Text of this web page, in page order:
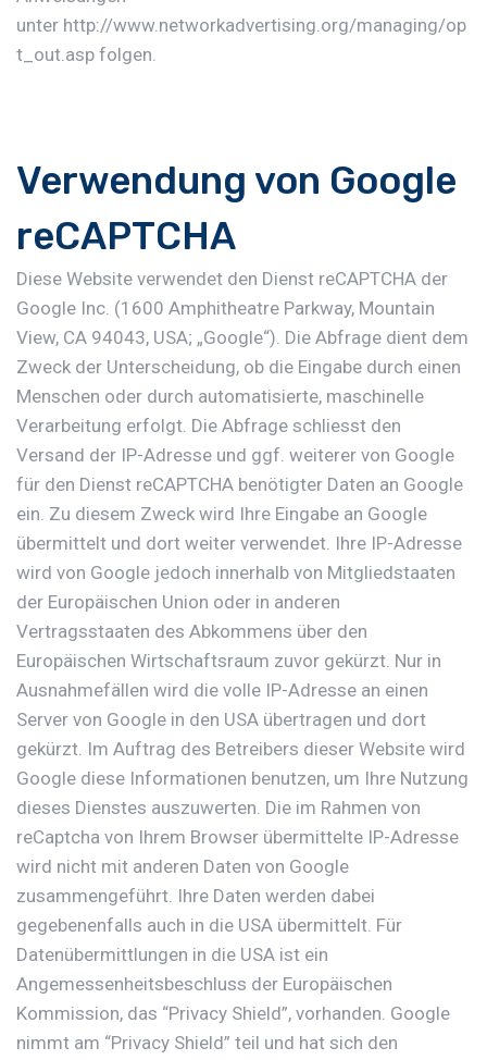
unter http://www.networkadvertising.org/managing/op
t_out.asp folgen.
Verwendung von Google
reCAPTCHA
Diese Website verwendet den Dienst reCAPTCHA der
Google Inc. (1600 Amphitheatre Parkway, Mountain
View, CA 94043, USA; „Google“). Die Abfrage dient dem
Zweck der Unterscheidung, ob die Eingabe durch einen
Menschen oder durch automatisierte, maschinelle
Verarbeitung erfolgt. Die Abfrage schliesst den
Versand der IP-Adresse und ggf. weiterer von Google
für den Dienst reCAPTCHA benötigter Daten an Google
ein. Zu diesem Zweck wird Ihre Eingabe an Google
übermittelt und dort weiter verwendet. Ihre IP-Adresse
wird von Google jedoch innerhalb von Mitgliedstaaten
der Europäischen Union oder in anderen
Vertragsstaaten des Abkommens über den
Europäischen Wirtschaftsraum zuvor gekürzt. Nur in
Ausnahmefällen wird die volle IP-Adresse an einen
Server von Google in den USA übertragen und dort
gekürzt. Im Auftrag des Betreibers dieser Website wird
Google diese Informationen benutzen, um Ihre Nutzung
dieses Dienstes auszuwerten. Die im Rahmen von
reCaptcha von Ihrem Browser übermittelte IP-Adresse
wird nicht mit anderen Daten von Google
zusammengeführt. Ihre Daten werden dabei
gegebenenfalls auch in die USA übermittelt. Für
Datenübermittlungen in die USA ist ein
Angemessenheitsbeschluss der Europäischen
Kommission, das “Privacy Shield”, vorhanden. Google
nimmt am “Privacy Shield” teil und hat sich den